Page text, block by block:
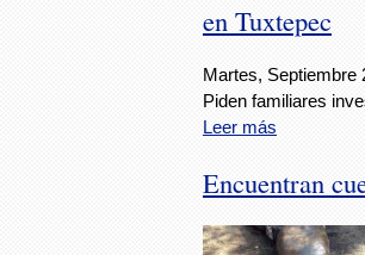
en Tuxtepec
Martes, Septiembre
Piden familiares
Leer más
Encuentran